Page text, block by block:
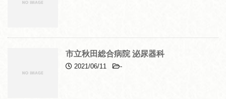
市立秋田総合病院 泌尿器科
2021/06/11 -